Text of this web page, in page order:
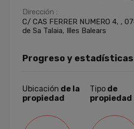
Dirección :
C/ CAS FERRER NUMERO 4, ,
de Sa Talaia, Illes Balears
Progreso y estadísticas
Ubicación de la
propiedad
Tipo de
propiedad